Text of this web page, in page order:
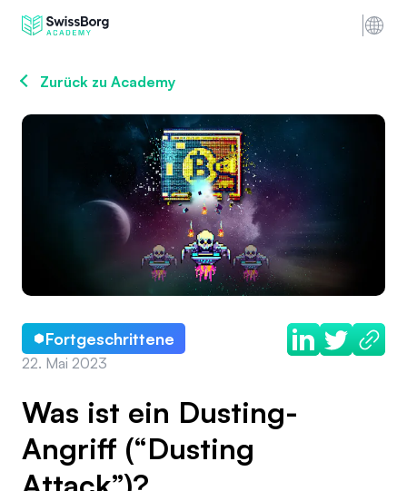
Zurück zu Academy
Fortgeschrittene
22. Mai 2023
Was ist ein Dusting-
Angriff (“Dusting